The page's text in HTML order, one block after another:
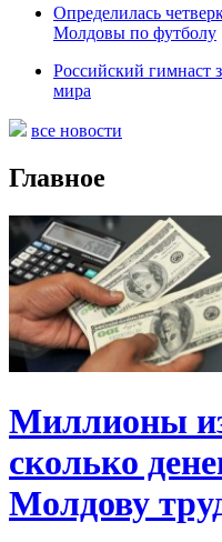
Определилась
Молдовы по футболу
Российский гимнаст
мира
все новости
Главное
Миллионы
сколько
Молдову